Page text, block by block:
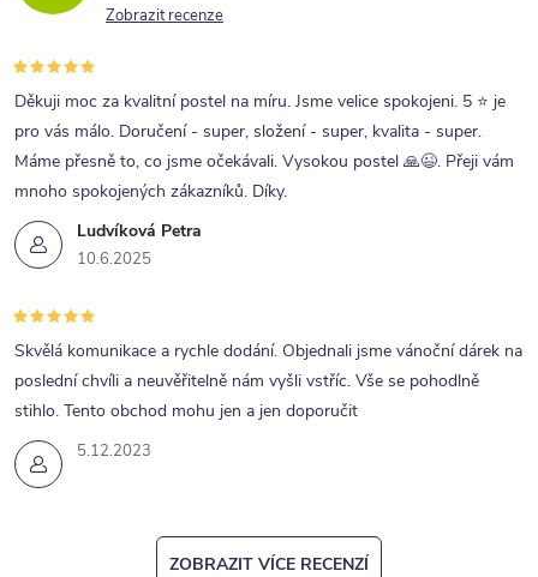
Zobrazit recenze
Ludvíková Petra
10.6.2025
Děkuji moc za kvalitní postel na míru. Jsme velice spokojeni. 5 ⭐ je
pro vás málo. Doručení - super, složení - super, kvalita - super.
Máme přesně to, co jsme očekávali. Vysokou postel 🙏😉. Přeji vám
mnoho spokojených zákazníků. Díky.
5.12.2023
Skvělá komunikace a rychle dodání. Objednali jsme vánoční dárek na
poslední chvíli a neuvěřitelně nám vyšli vstříc. Vše se pohodlně
stihlo. Tento obchod mohu jen a jen doporučit
ZOBRAZIT VÍCE RECENZÍ